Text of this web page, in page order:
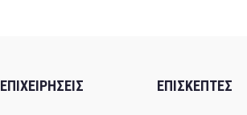
ΕΠΙΧΕΙΡΗΣΕΙΣ ΕΠΙΣΚΕΠΤΕΣ